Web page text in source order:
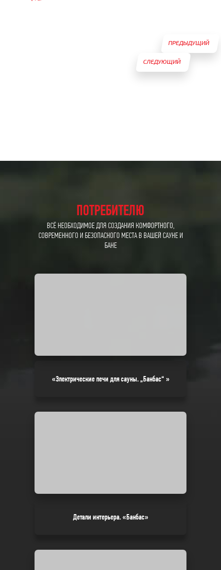
ПРЕДЫДУЩИЙ
ТОВАР
СЛЕДУЮЩИЙ
ПОТРЕБИТЕЛЮ
ВСЁ НЕОБХОДИМОЕ ДЛЯ СОЗДАНИЯ КОМФОРТНОГО,
СОВРЕМЕННОГО И БЕЗОПАСНОГО МЕСТА В ВАШЕЙ САУНЕ И
БАНЕ
«Электрические печи для сауны. „Банбас“ »
Детали интерьера. «Банбас»